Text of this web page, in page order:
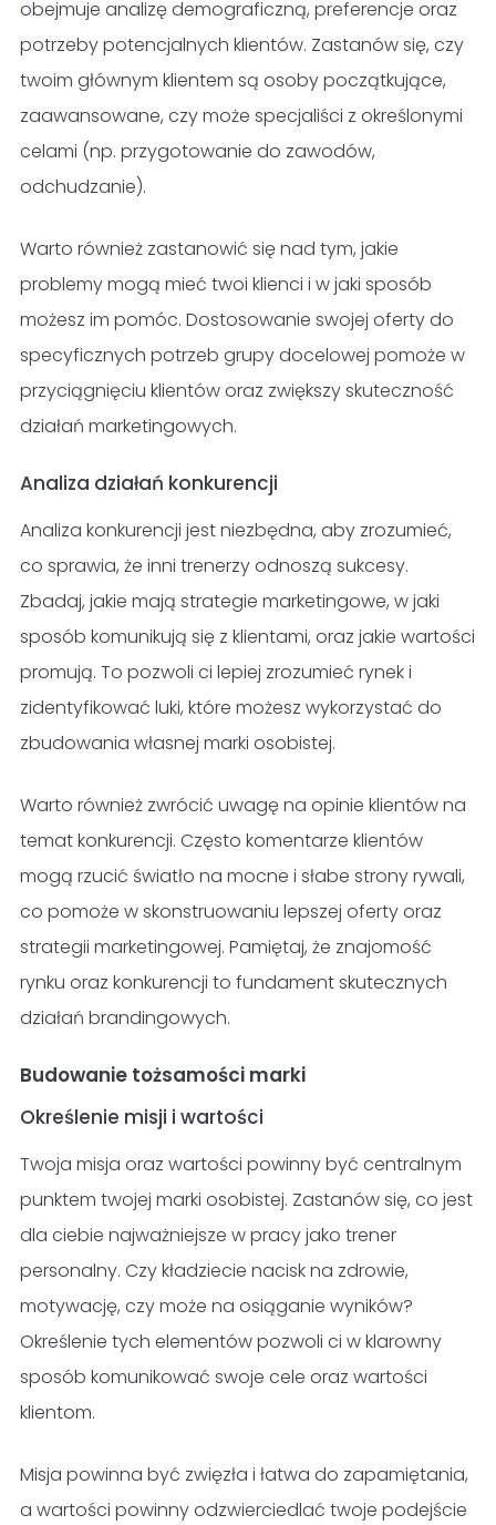
obejmuje analizę demograficzną, preferencje oraz
potrzeby potencjalnych klientów. Zastanów się, czy
twoim głównym klientem są osoby początkujące,
zaawansowane, czy może specjaliści z określonymi
celami (np. przygotowanie do zawodów,
odchudzanie).
Warto również zastanowić się nad tym, jakie
problemy mogą mieć twoi klienci i w jaki sposób
możesz im pomóc. Dostosowanie swojej oferty do
specyficznych potrzeb grupy docelowej pomoże w
przyciągnięciu klientów oraz zwiększy skuteczność
działań marketingowych.
Analiza działań konkurencji
Analiza konkurencji jest niezbędna, aby zrozumieć,
co sprawia, że inni trenerzy odnoszą sukcesy.
Zbadaj, jakie mają strategie marketingowe, w jaki
sposób komunikują się z klientami, oraz jakie wartości
promują. To pozwoli ci lepiej zrozumieć rynek i
zidentyfikować luki, które możesz wykorzystać do
zbudowania własnej marki osobistej.
Warto również zwrócić uwagę na opinie klientów na
temat konkurencji. Często komentarze klientów
mogą rzucić światło na mocne i słabe strony rywali,
co pomoże w skonstruowaniu lepszej oferty oraz
strategii marketingowej. Pamiętaj, że znajomość
rynku oraz konkurencji to fundament skutecznych
działań brandingowych.
Budowanie tożsamości marki
Określenie misji i wartości
Twoja misja oraz wartości powinny być centralnym
punktem twojej marki osobistej. Zastanów się, co jest
dla ciebie najważniejsze w pracy jako trener
personalny. Czy kładziecie nacisk na zdrowie,
motywację, czy może na osiąganie wyników?
Określenie tych elementów pozwoli ci w klarowny
sposób komunikować swoje cele oraz wartości
klientom.
Misja powinna być zwięzła i łatwa do zapamiętania,
a wartości powinny odzwierciedlać twoje podejście